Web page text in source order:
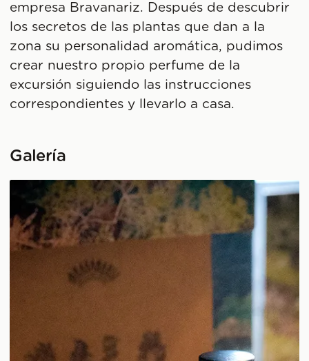
empresa Bravanariz. Después de descubrir
los secretos de las plantas que dan a la
zona su personalidad aromática, pudimos
crear nuestro propio perfume de la
excursión siguiendo las instrucciones
correspondientes y llevarlo a casa.
Galería